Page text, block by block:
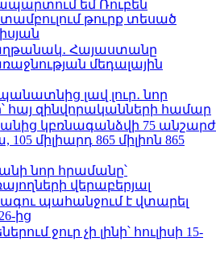
եմ Ռուբեն
թուրք տեսած
Հայաստանը
մեդալային
լավ լուր․ նոր
հայ զինվորականների համար
կբռնագանձվի 75 անշարժ
միլիարդ 865 միլիոն 865
նոր հրամանը՝
վերաբերյալ
պահանջում է վտարել
ից
ջուր չի լինի՝ հուլիսի 15-